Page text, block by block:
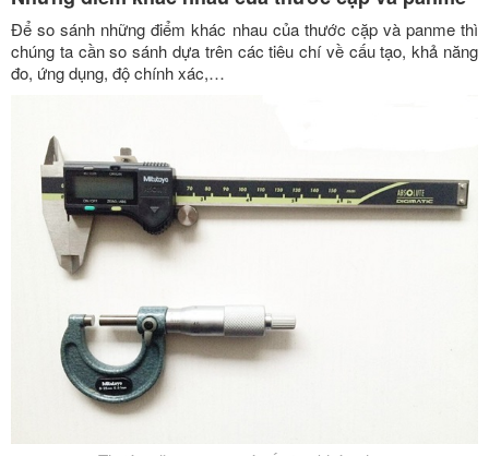
Để so sánh những điểm khác nhau của thước cặp và panme thì
chúng ta cần so sánh dựa trên các tiêu chí về cấu tạo, khả năng
đo, ứng dụng, độ chính xác,…